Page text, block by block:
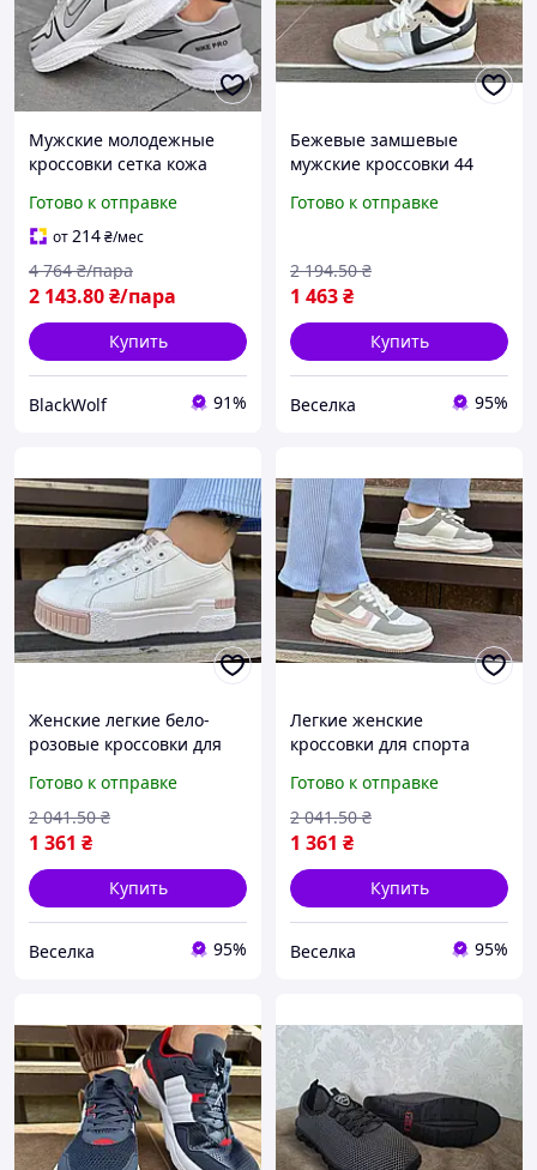
Мужские молодежные
кроссовки сетка кожа
Готово к отправке
от214₴/мес
2 143.80₴/пара
4 764 ₴/пара
Купить
BlackWolf 91%
Бежевые замшевые
мужские кроссовки 44
отдыха и повседневного
Готово к отправке
1 463₴
2 194.50 ₴
Купить
Веселка 95%
Женские легкие бело-
розовые кроссовки для
повседневной носки
размеры 36-37 FLAME
Готово к отправке
1 361 ₴
2 041.50 ₴
Купить
Веселка 95%
Легкие женские
кроссовки для спорта
амортизацией и удобной
подошвой 36 38 размер
FLAME
Готово к отправке
1 361 ₴
2 041.50 ₴
Купить
Веселка 95%